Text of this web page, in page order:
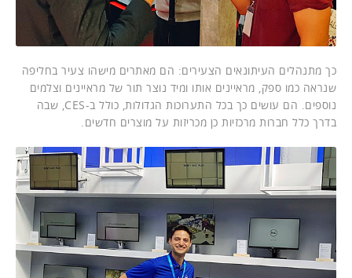
כך מתנהלים העיתונאים הצעירים: הם מאתרים מישהו צעיר בחליפה
שנראה כמו ספק, מראיינים אותו ומיד נוצר תור של מראיינים וצלמים
נוספים. הם עושים כך בכל התערוכות הגדולות, כולל ב-CES, שבה
בדרך כלל חברות מרכזיות כן מכריזות על מוצרים חדשים.